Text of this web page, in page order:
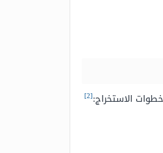
الاستخراج:[2]